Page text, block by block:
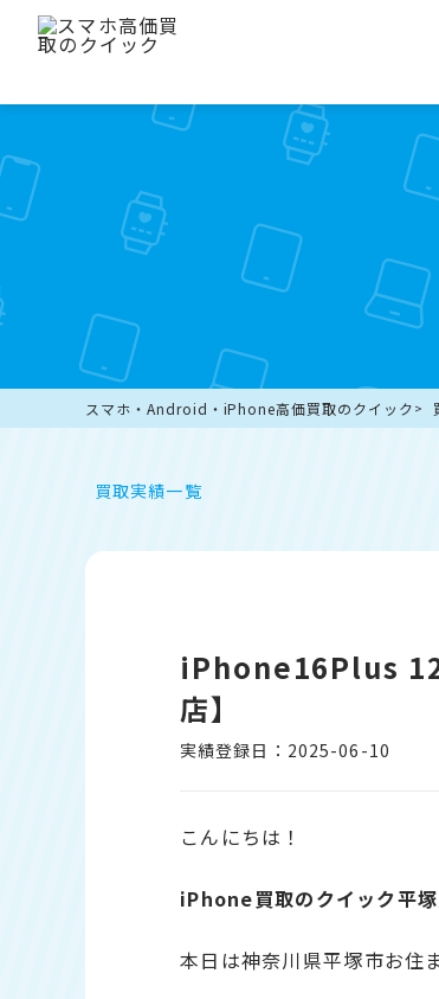
スマホ・Android・iPhone高価買取のクイック
買取実績一覧
iPhone16Plus
店】
実績登録日：2025-06-10
こんにちは！
iPhone買取のクイック平
本日は神奈川県平塚市お住